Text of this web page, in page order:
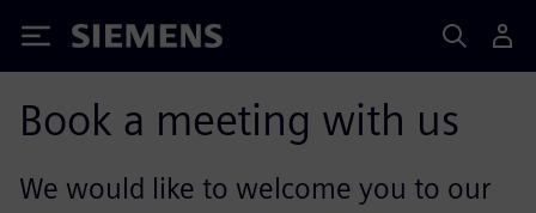
Siemens
Book a meeting with us
We would like to welcome you to our